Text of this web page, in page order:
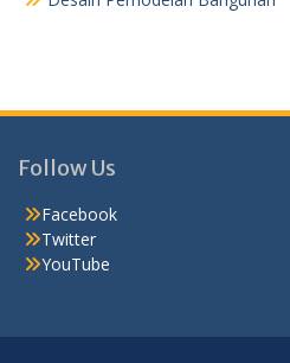
Follow Us
Facebook
Twitter
YouTube